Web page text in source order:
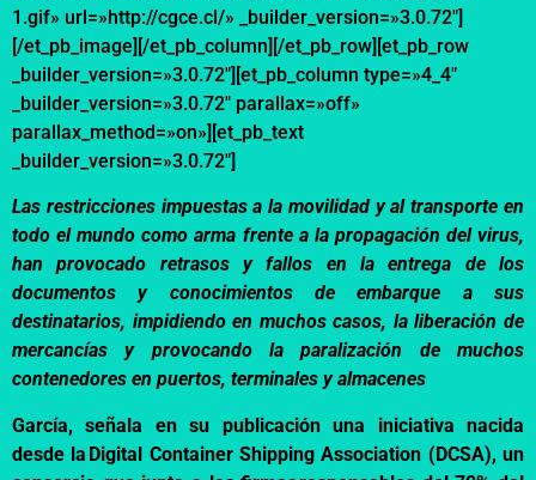
1.gif» url=»http://cgce.cl/» _builder_version=»3.0.72″]
[/et_pb_image][/et_pb_column][/et_pb_row][et_pb_row
_builder_version=»3.0.72″][et_pb_column type=»4_4″
_builder_version=»3.0.72″ parallax=»off»
parallax_method=»on»][et_pb_text
_builder_version=»3.0.72″]
Las restricciones impuestas a la movilidad y al transporte en
todo el mundo como arma frente a la propagación del virus,
han provocado retrasos y fallos en la entrega de los
documentos y conocimientos de embarque a sus
destinatarios, impidiendo en muchos casos, la liberación de
mercancías y provocando la paralización de muchos
contenedores en puertos, terminales y almacenes
García, señala en su publicación una iniciativa nacida
desde la Digital Container Shipping Association (DCSA), un